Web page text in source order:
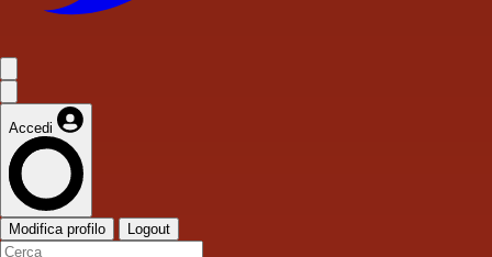
Accedi
Modifica profilo Logout